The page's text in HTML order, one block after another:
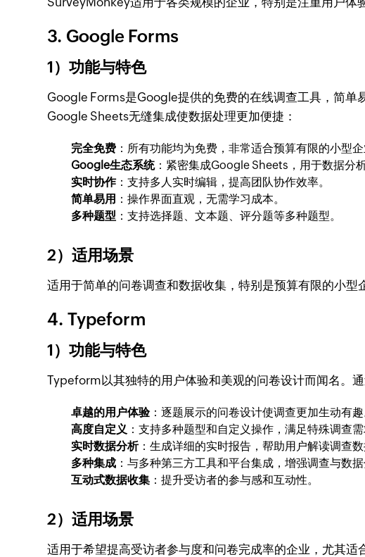
3. Google Forms
1）功能与特色
Google Forms是Google提供的免费的在线调查工具，简
Google Sheets无缝集成使数据处理更加便捷：
完全免费 ：所有功能均为免费，非常适合预算有限的小型企
Google生态系统：紧密集成Google Sheets，用于数据分析
实时协作：支持多人实时编辑，提高团队协作效率。
简单易用 ：操作界面直观，无需学习成本。
多种题型 ：支持选择题、文本题、评分题等多种题型。
2）适用场景
适用于简单的问卷调查和数据收集，特别是预算有限的小型
4. Typeform
1）功能与特色
Typeform以其独特的用户体验和美观的问卷设计而闻名。
卓越的用户体验：逐题展示的问卷设计使调查更加生动有趣
高度自定义 ：支持多种题型和自定义操作，满足特殊调查需
实时数据分析：生成详细的实时报告，帮助用户解读调查数
多种集成 ：与多种第三方工具和平台集成，增强调查与数据
互动式数据收集 ：提升受访者的参与感和互动性。
2）适用场景
适用于希望提高受访者参与度和问卷完成率的企业，尤其适